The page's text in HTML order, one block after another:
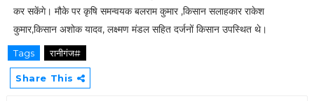
कर सकेंगे। मौके पर कृषि समन्वयक बलराम कुमार ,किसान सलाहकार राकेश
कुमार,किसान अशोक यादव, लक्ष्मण मंडल सहित दर्जनों किसान उपस्थित थे।
Tags रानीगंज#
Share This